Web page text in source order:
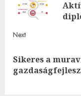
Next
Next
post:
Sikeres a